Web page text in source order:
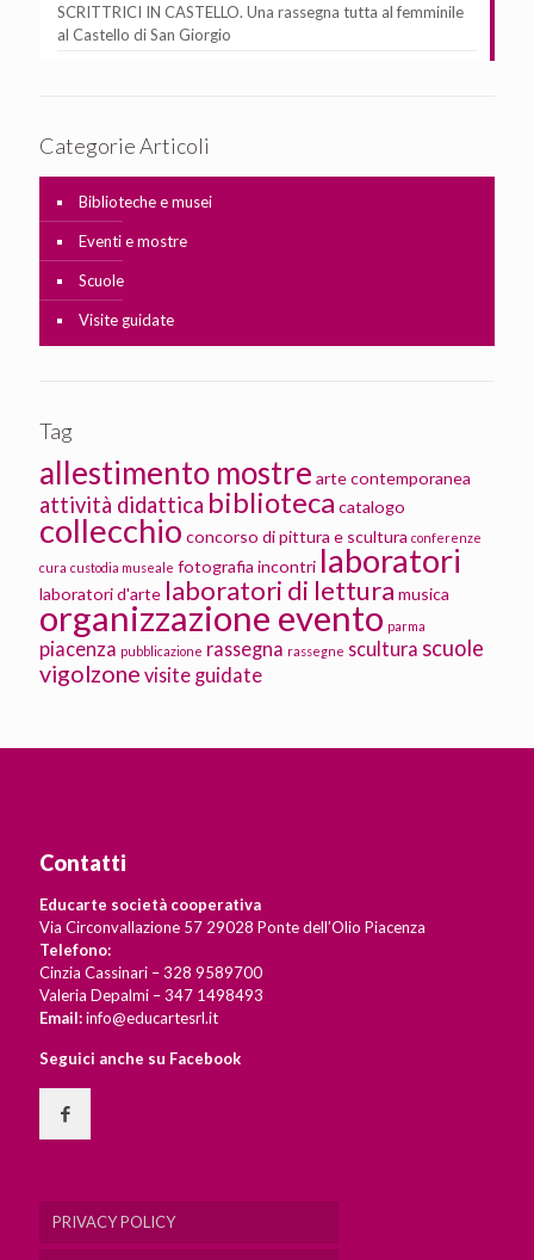
SCRITTRICI IN CASTELLO. Una rassegna tutta al femminile
al Castello di San Giorgio
Categorie Articoli
Biblioteche e musei
Eventi e mostre
Scuole
Visite guidate
Tag
allestimento mostre arte contemporanea
attività didattica biblioteca catalogo
collecchio concorso di pittura e scultura conferenze
cura custodia museale fotografia incontri laboratori
laboratori d'arte laboratori di lettura musica
organizzazione evento parma
piacenza pubblicazione rassegna rassegne scultura scuole
vigolzone visite guidate
Contatti
Educarte società cooperativa
Via Circonvallazione 57 29028 Ponte dell’Olio Piacenza
Telefono:
Cinzia Cassinari – 328 9589700
Valeria Depalmi – 347 1498493
Email:info@educartesrl.it
Seguici anche su Facebook
PRIVACY POLICY